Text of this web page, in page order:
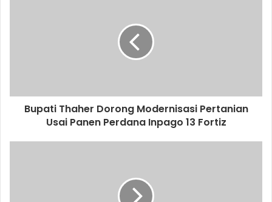
Bupati Thaher Dorong Modernisasi Pertanian
Usai Panen Perdana Inpago 13 Fortiz